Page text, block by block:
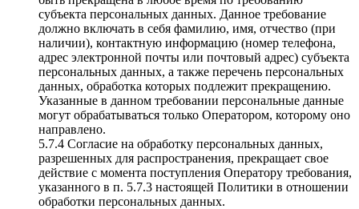
субъекта персональных данных. Данное требование
должно включать в себя фамилию, имя, отчество (при
наличии), контактную информацию (номер телефона,
адрес электронной почты или почтовый адрес) субъекта
персональных данных, а также перечень персональных
данных, обработка которых подлежит прекращению.
Указанные в данном требовании персональные данные
могут обрабатываться только Оператором, которому оно
направлено.
5.7.4 Согласие на обработку персональных данных,
разрешенных для распространения, прекращает свое
действие с момента поступления Оператору требования,
указанного в п. 5.7.3 настоящей Политики в отношении
обработки персональных данных.